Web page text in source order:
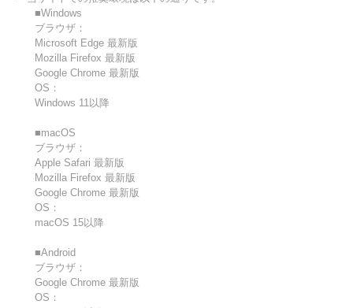
■Windows
ブラウザ：
Microsoft Edge 最新版
Mozilla Firefox 最新版
Google Chrome 最新版
OS：
Windows 11以降
■macOS
ブラウザ：
Apple Safari 最新版
Mozilla Firefox 最新版
Google Chrome 最新版
OS：
macOS 15以降
■Android
ブラウザ：
Google Chrome 最新版
OS：